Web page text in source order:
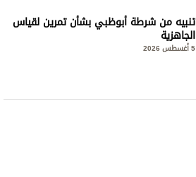
تنبيه من شرطة أبوظبي بشأن تمرين لقياس
الجاهزية
5 أغسطس 2026